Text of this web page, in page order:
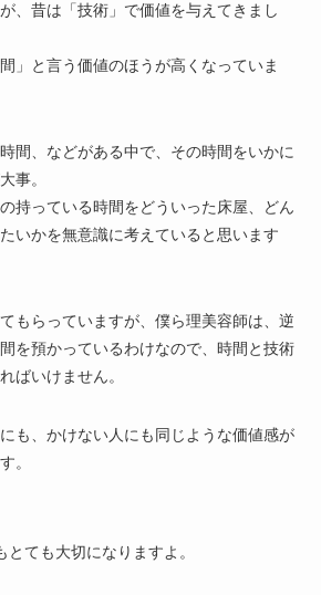
、昔は「技術」で価値を与えてきまし
」と言う価値のほうが高くなっていま
間、などがある中で、その時間をいかに
事。
持っている時間をどういった床屋、どん
いかを無意識に考えていると思います
もらっていますが、僕ら理美容師は、逆
を預かっているわけなので、時間と技術
ばいけません。
も、かけない人にも同じような価値感が
。
ても大切になりますよ。